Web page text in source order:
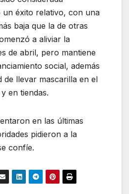
un éxito relativo, con una
baja que la de otras
a aliviar la
de abril, pero mantiene
social, además
de llevar mascarilla en el
en tiendas.
en las últimas
pidieron a la
confíe.